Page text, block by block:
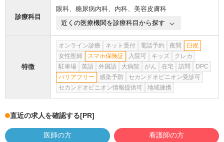
診療科目
眼科、 糖尿病内科、 内科、 美容皮膚科
近くの医療機関を診療科目から探す
特徴
オンライン診療 ネット受付 電話予約 夜間
日祝
女性医師
スマホ保険証 入院可 キッズ
クレカ
駐車場
英語 外国語 大病院 がん 在宅 訪問
DPC
バリアフリー
感染予防
セカンドオピニオン受診可
セカンドオピニオン情報提供可
地域連携
直近の求人を確認する[PR]
医師の方 看護師の方